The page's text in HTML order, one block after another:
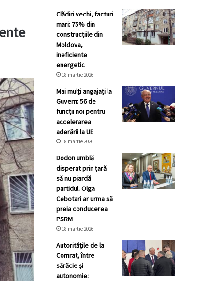
Clădiri vechi, facturi
mari: 75% din
construcțiile din
Moldova,
ineficiente
energetic
18 martie 2026
Mai mulți angajați la
Guvern: 56 de
funcții noi pentru
accelerarea
aderării la UE
18 martie 2026
Dodon umblă
disperat prin țară
să nu piardă
partidul. Olga
Cebotari ar urma să
preia conducerea
PSRM
18 martie 2026
Autoritățile de la
Comrat, între
sărăcie și
autonomie: